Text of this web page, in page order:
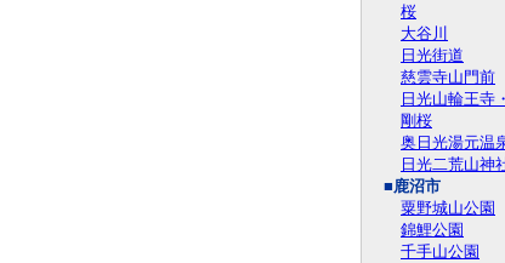
桜
大谷川
日光街道
慈雲寺山門前
日光山輪王寺
剛桜
奥日光湯元温
日光二荒山神
■鹿沼市
粟野城山公園
錦鯉公園
千手山公園